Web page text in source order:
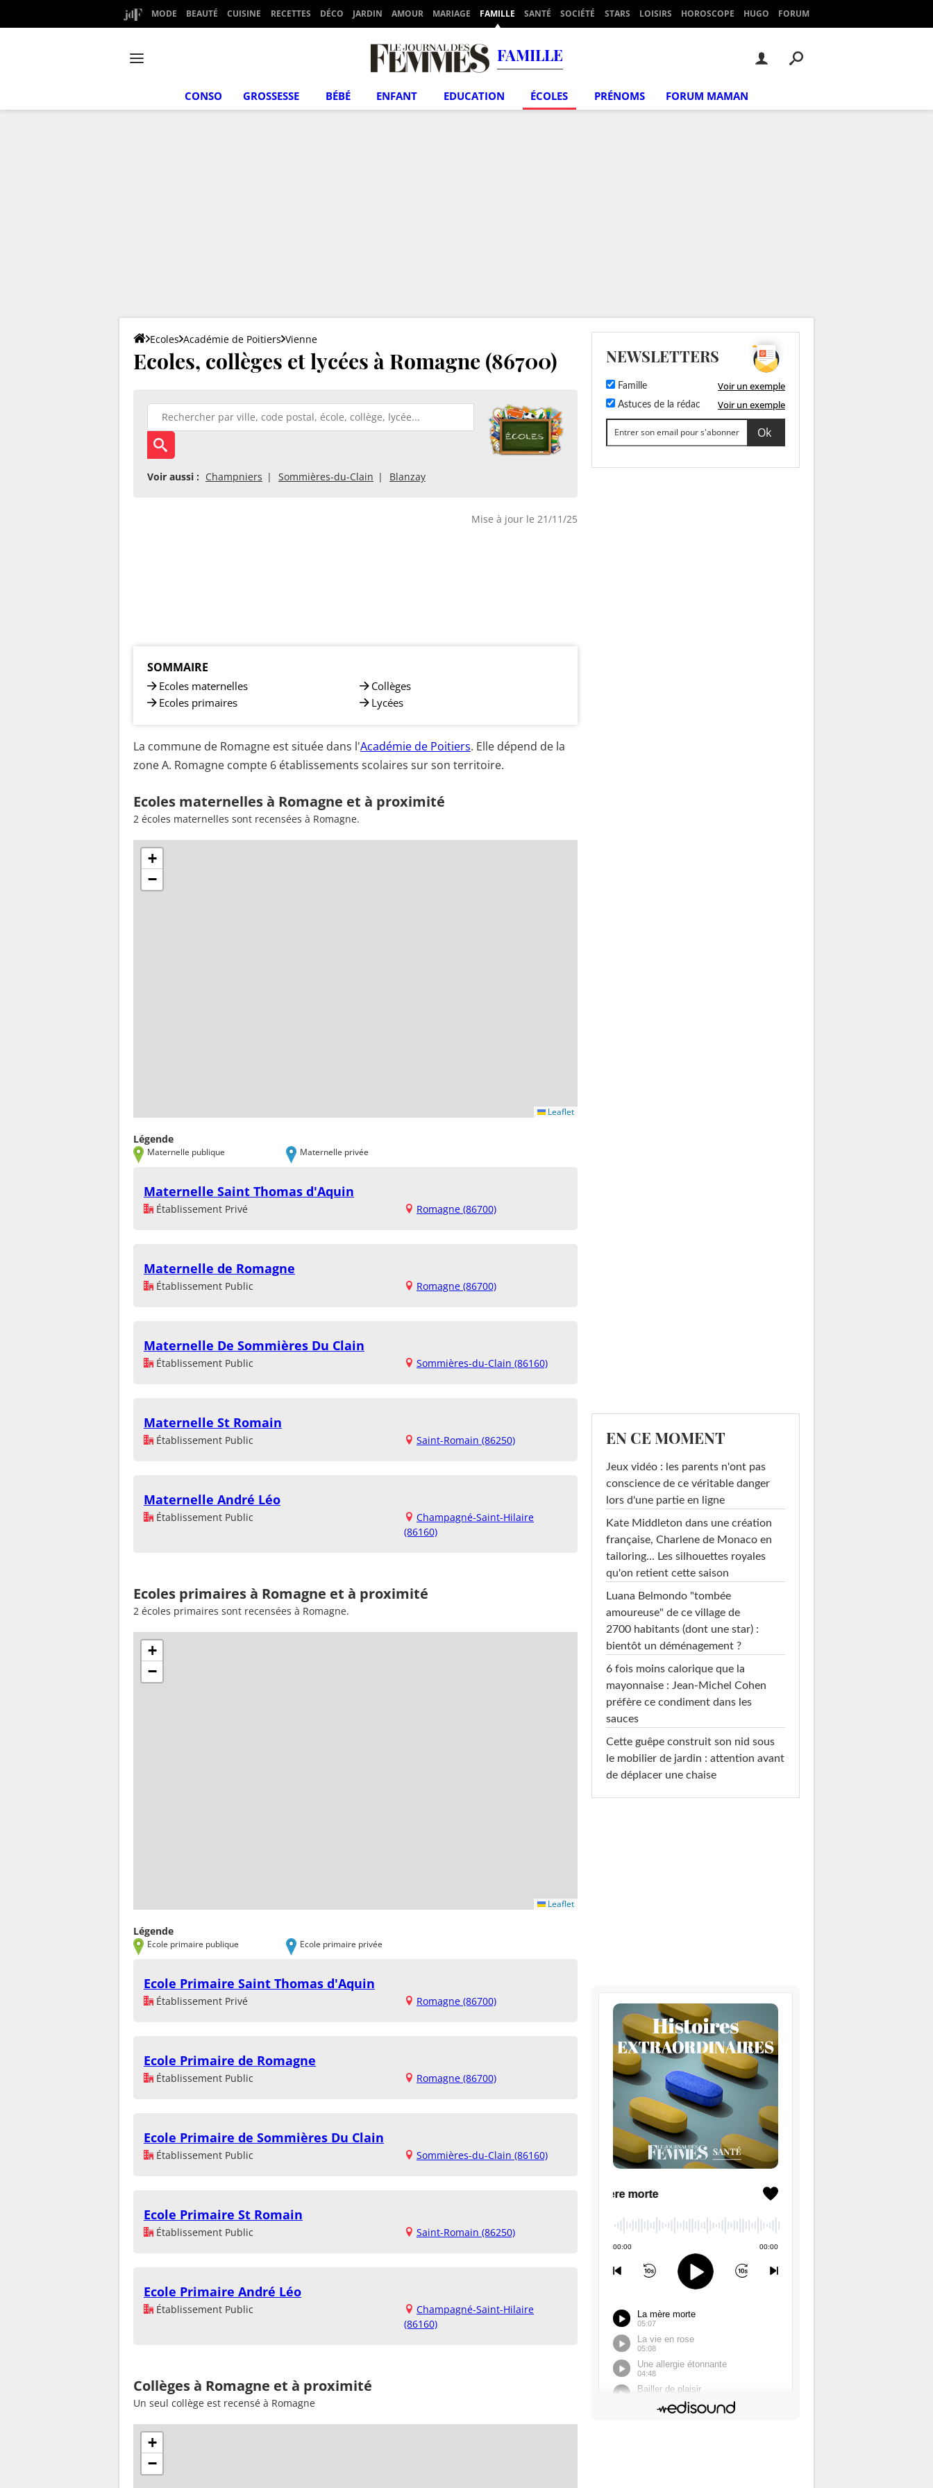
MODE BEAUTÉ CUISINE RECETTES DÉCO JARDIN AMOUR MARIAGE FAMILLE SANTÉ SOCIÉTÉ STARS LOISIRS HOROSCOPE HUGO FORUM
FAMILLE
CONSO GROSSESSE BÉBÉ ENFANT EDUCATION ÉCOLES PRÉNOMS FORUM MAMAN
Ecoles Académie de Poitiers Vienne
Ecoles, collèges et lycées à Romagne (86700)
Voir aussi : Champniers Sommières-du-Clain Blanzay
Mise à jour le 21/11/25
SOMMAIRE
Ecoles maternelles
Ecoles primaires
Collèges
Lycées
La commune de Romagne est située dans l'Académie de Poitiers. Elle dépend de la
zone A. Romagne compte 6 établissements scolaires sur son territoire.
Ecoles maternelles à Romagne et à proximité
2 écoles maternelles sont recensées à Romagne.
+
−
Leaflet
Légende
Maternelle publique Maternelle privée
Maternelle Saint Thomas d'Aquin
Établissement Privé Romagne (86700)
Maternelle de Romagne
Établissement Public Romagne (86700)
Maternelle De Sommières Du Clain
Établissement Public Sommières-du-Clain (86160)
Maternelle St Romain
Établissement Public Saint-Romain (86250)
Maternelle André Léo
Établissement Public
Champagné-Saint-Hilaire
(86160)
Ecoles primaires à Romagne et à proximité
2 écoles primaires sont recensées à Romagne.
+
−
Leaflet
Légende
Ecole primaire publique Ecole primaire privée
Ecole Primaire Saint Thomas d'Aquin
Établissement Privé Romagne (86700)
Ecole Primaire de Romagne
Établissement Public Romagne (86700)
Ecole Primaire de Sommières Du Clain
Établissement Public Sommières-du-Clain (86160)
Ecole Primaire St Romain
Établissement Public Saint-Romain (86250)
Ecole Primaire André Léo
Établissement Public
Champagné-Saint-Hilaire
(86160)
Collèges à Romagne et à proximité
Un seul collège est recensé à Romagne
+
−
NEWSLETTERS
Famille Voir un exemple
Astuces de la rédac Voir un exemple
EN CE MOMENT
Jeux vidéo : les parents n'ont pas
conscience de ce véritable danger
lors d'une partie en ligne
Kate Middleton dans une création
française, Charlene de Monaco en
tailoring… Les silhouettes royales
qu'on retient cette saison
Luana Belmondo "tombée
amoureuse" de ce village de
2700 habitants (dont une star) :
bientôt un déménagement ?
6 fois moins calorique que la
mayonnaise : Jean-Michel Cohen
préfère ce condiment dans les
sauces
Cette guêpe construit son nid sous
le mobilier de jardin : attention avant
de déplacer une chaise